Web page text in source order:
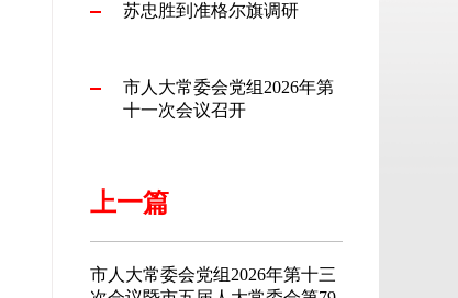
苏忠胜到准格尔旗调研
市人大常委会党组2026年第
十一次会议召开
上一篇
市人大常委会党组2026年第十三